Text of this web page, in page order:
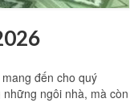
đến cho quý
ngôi nhà, mà còn